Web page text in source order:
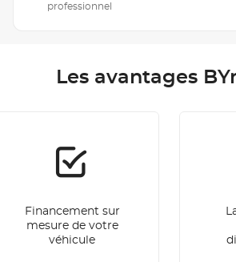
professionnel
Les avantages
Financement sur
mesure de votre
véhicule